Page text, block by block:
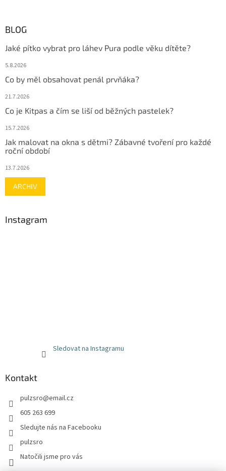
BLOG
Jaké pítko vybrat pro láhev Pura podle věku dítěte?
5.8.2026
Co by měl obsahovat penál prvňáka?
21.7.2026
Co je Kitpas a čím se liší od běžných pastelek?
15.7.2026
Jak malovat na okna s dětmi? Zábavné tvoření pro každé
roční období
13.7.2026
ARCHIV
Instagram
Sledovat na Instagramu
Kontakt
pulzsro@email.cz
605 263 699
Sledujte nás na Facebooku
pulzsro
Natočili jsme pro vás